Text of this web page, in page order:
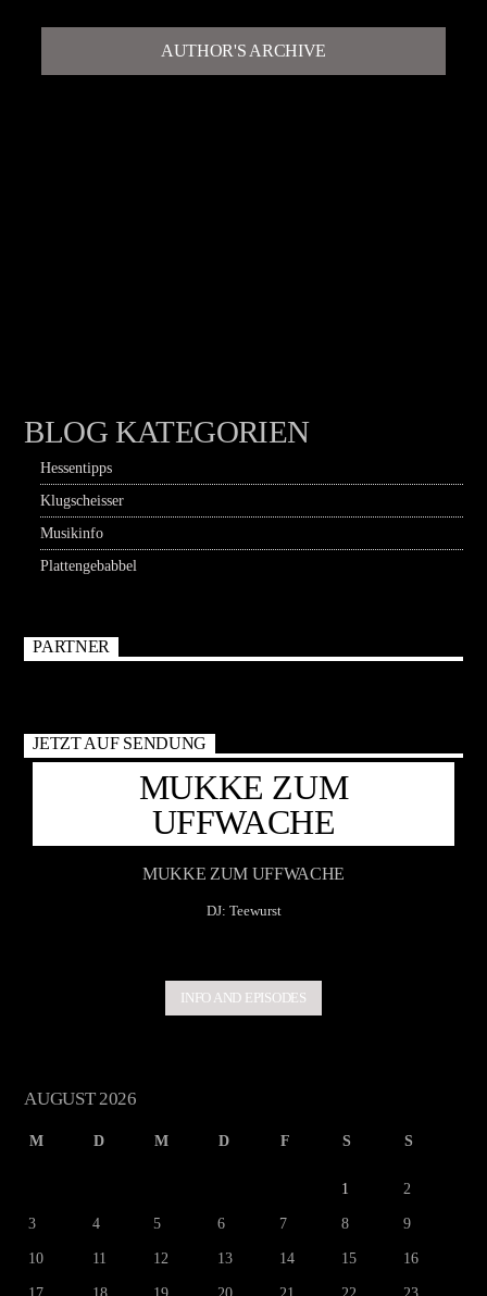
AUTHOR'S ARCHIVE
BLOG KATEGORIEN
Hessentipps
Klugscheisser
Musikinfo
Plattengebabbel
PARTNER
JETZT AUF SENDUNG
MUKKE ZUM
UFFWACHE
MUKKE ZUM UFFWACHE
DJ: Teewurst
INFO AND EPISODES
AUGUST 2026
M D M D F S S
1 2
3 4 5 6 7 8 9
10 11 12 13 14 15 16